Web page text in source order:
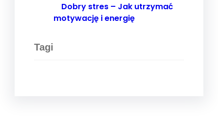
Dobry stres – Jak utrzymać
motywację i energię
Tagi